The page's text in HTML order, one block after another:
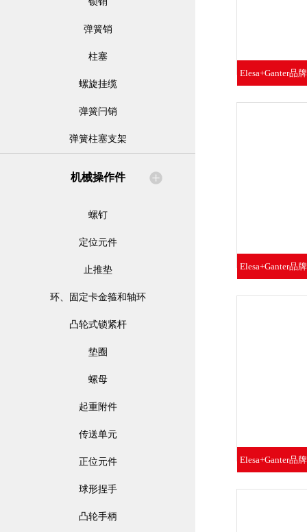
弹簧销
柱塞
螺旋挂缆
弹簧闩销
弹簧柱塞支架
机械操作件
螺钉
定位元件
止推垫
环、固定卡金箍和轴环
凸轮式锁紧杆
垫圈
螺母
起重附件
传送单元
正位元件
球形捏手
凸轮手柄
Elesa+Ganter品
Elesa+Ganter品
Elesa+Ganter品